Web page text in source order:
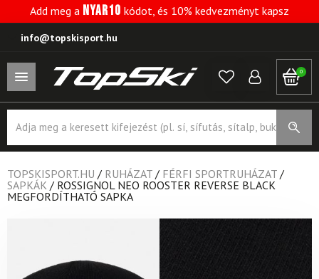
Add meg a NYAR10 kódot, és 10% kedvezményt kapsz
info@topskisport.hu
0
search
TOPSKISPORT.HU / RUHÁZAT / FÉRFI SPORTRUHÁZAT /
SAPKÁK / ROSSIGNOL NEO ROOSTER REVERSE BLACK
MEGFORDÍTHATÓ SAPKA